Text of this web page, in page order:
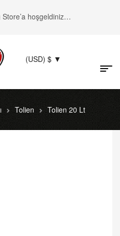
hoşgeldiniz…
(USD) $
Tolien Tolien 20 Lt